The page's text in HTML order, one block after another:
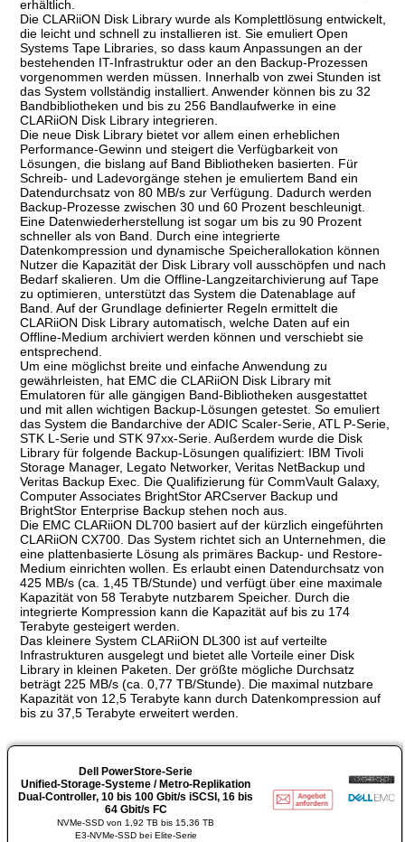
erhältlich.
Die CLARiiON Disk Library wurde als Komplettlösung entwickelt,
die leicht und schnell zu installieren ist. Sie emuliert Open
Systems Tape Libraries, so dass kaum Anpassungen an der
bestehenden IT-Infrastruktur oder an den Backup-Prozessen
vorgenommen werden müssen. Innerhalb von zwei Stunden ist
das System vollständig installiert. Anwender können bis zu 32
Bandbibliotheken und bis zu 256 Bandlaufwerke in eine
CLARiiON Disk Library integrieren.
Die neue Disk Library bietet vor allem einen erheblichen
Performance-Gewinn und steigert die Verfügbarkeit von
Lösungen, die bislang auf Band Bibliotheken basierten. Für
Schreib- und Ladevorgänge stehen je emuliertem Band ein
Datendurchsatz von 80 MB/s zur Verfügung. Dadurch werden
Backup-Prozesse zwischen 30 und 60 Prozent beschleunigt.
Eine Datenwiederherstellung ist sogar um bis zu 90 Prozent
schneller als von Band. Durch eine integrierte
Datenkompression und dynamische Speicherallokation können
Nutzer die Kapazität der Disk Library voll ausschöpfen und nach
Bedarf skalieren. Um die Offline-Langzeitarchivierung auf Tape
zu optimieren, unterstützt das System die Datenablage auf
Band. Auf der Grundlage definierter Regeln ermittelt die
CLARiiON Disk Library automatisch, welche Daten auf ein
Offline-Medium archiviert werden können und verschiebt sie
entsprechend.
Um eine möglichst breite und einfache Anwendung zu
gewährleisten, hat EMC die CLARiiON Disk Library mit
Emulatoren für alle gängigen Band-Bibliotheken ausgestattet
und mit allen wichtigen Backup-Lösungen getestet. So emuliert
das System die Bandarchive der ADIC Scaler-Serie, ATL P-Serie,
STK L-Serie und STK 97xx-Serie. Außerdem wurde die Disk
Library für folgende Backup-Lösungen qualifiziert: IBM Tivoli
Storage Manager, Legato Networker, Veritas NetBackup und
Veritas Backup Exec. Die Qualifizierung für CommVault Galaxy,
Computer Associates BrightStor ARCserver Backup und
BrightStor Enterprise Backup stehen noch aus.
Die EMC CLARiiON DL700 basiert auf der kürzlich eingeführten
CLARiiON CX700. Das System richtet sich an Unternehmen, die
eine plattenbasierte Lösung als primäres Backup- und Restore-
Medium einrichten wollen. Es erlaubt einen Datendurchsatz von
425 MB/s (ca. 1,45 TB/Stunde) und verfügt über eine maximale
Kapazität von 58 Terabyte nutzbarem Speicher. Durch die
integrierte Kompression kann die Kapazität auf bis zu 174
Terabyte gesteigert werden.
Das kleinere System CLARiiON DL300 ist auf verteilte
Infrastrukturen ausgelegt und bietet alle Vorteile einer Disk
Library in kleinen Paketen. Der größte mögliche Durchsatz
beträgt 225 MB/s (ca. 0,77 TB/Stunde). Die maximal nutzbare
Kapazität von 12,5 Terabyte kann durch Datenkompression auf
bis zu 37,5 Terabyte erweitert werden.
Dell PowerStore-Serie
Unified-Storage-Systeme / Metro-Replikation
Dual-Controller, 10 bis 100 Gbit/s iSCSI, 16 bis
64 Gbit/s FC
NVMe-SSD von 1,92 TB bis 15,36 TB
E3-NVMe-SSD bei Elite-Serie